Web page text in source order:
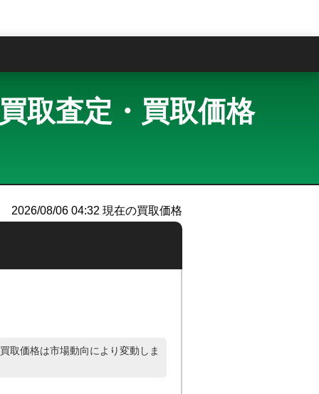
取査定・買取価格
2026/08/06 04:32 現在の買取価格
取価格は市場動向により変動しま